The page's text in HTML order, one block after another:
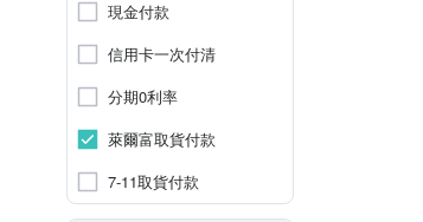
現金付款
信用卡一次付清
分期0利率
萊爾富取貨付款
7-11取貨付款